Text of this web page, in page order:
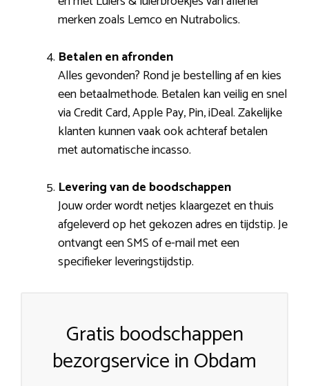
merken zoals Lemco en Nutrabolics.
Betalen en afronden
Alles gevonden? Rond je bestelling af en kies
een betaalmethode. Betalen kan veilig en snel
via Credit Card, Apple Pay, Pin, iDeal. Zakelijke
klanten kunnen vaak ook achteraf betalen
met automatische incasso.
Levering van de boodschappen
Jouw order wordt netjes klaargezet en thuis
afgeleverd op het gekozen adres en tijdstip. Je
ontvangt een SMS of e-mail met een
specifieker leveringstijdstip.
Gratis boodschappen
bezorgservice in Obdam